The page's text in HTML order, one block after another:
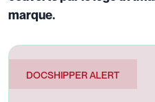
marque.
DOCSHIPPER ALERT